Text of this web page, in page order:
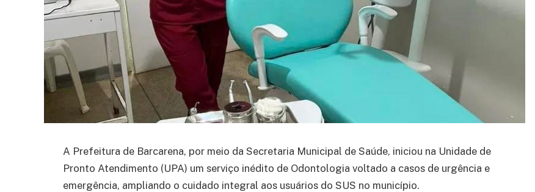
A Prefeitura de Barcarena, por meio da Secretaria Municipal de Saúde, iniciou na Unidade de
Pronto Atendimento (UPA) um serviço inédito de Odontologia voltado a casos de urgência e
emergência, ampliando o cuidado integral aos usuários do SUS no município.